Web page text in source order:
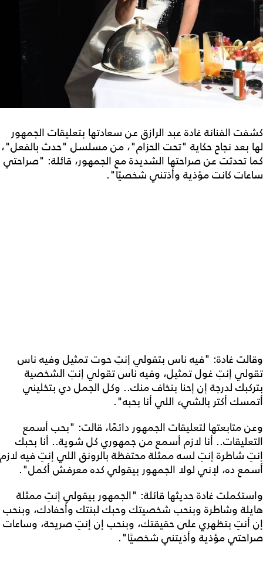
كشفت الفنانة غادة عبد الرازق عن سعادتها بتعليقات الجمهور
لها بعد نجاح حكاية "تحت الحزام"، من مسلسل "حدث بالفعل"،
كما تحدثت عن صراحتها الشديدة مع الجمهور، قائلة: "صراحتي
ساعات كانت مؤذية وأذتني شخصيًا".
وقالت غادة: "فيه ناس بتقولي إنتِ حوت تمثيل وفيه ناس
تقولي إنتِ غول تمثيل، وفيه ناس تقولي إنتِ الشخصية
بتركبك لدرجة إن إحنا بنخاف منك.. وكل الجمل دي بتخليني
أتمسك أكتر بالشيء اللي أنا بحبه".
وعن متابعتها لتعليقات الجمهور دائمًا، قالت: "بحب أسمع
التعليقات.. أنا لازم أسمع من جمهوري كل شوية.. أنا بحبك
إنتِ شاطرة إنتِ لسه ممثلة محتفظة بالرونق اللي إنتِ فيه لازم
أسمع ده، لإني لولا الجمهور بيقولي كده معرفش أكمل".
واستكملت غادة حديثها قائلة: "الجمهور بيقولي إنتِ ممثلة
هايلة وشاطرة وبنحب شخصيتك وحبك لبنتك وأحفادك، وبنحب
إن أنتِ بتظهري على حقيقتك، وبنحب إن إنتِ صريحة، وساعات
صراحتي مؤذية وأذيتني شخصيًا".